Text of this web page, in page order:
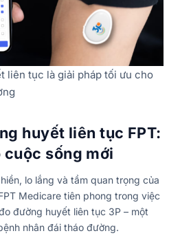
liên tục là giải pháp tối ưu cho
huyết liên tục FPT:
cuộc sống mới
lo lắng và tầm quan trọng của
Medicare tiên phong trong việc
đường huyết liên tục 3P – một
nhân đái tháo đường.